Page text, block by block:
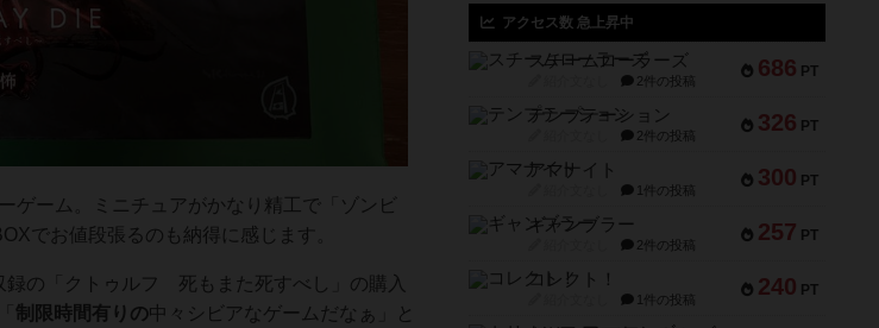
ゲーム。ミニチュアがかなり精工で「ゾンビ
でお値段張るのも納得に感じます。
録の「クトゥルフ 死もまた死すべし」の購入
制限時間有りの中々シビアなゲームだなぁ」と
アクセス数 急上昇中
686 PT
スチームローラーズ
2件の投稿
326 PT
テンプテーション
2件の投稿
300 PT
アマナイト
1件の投稿
257 PT
ギャンブラー
2件の投稿
240 PT
コレクト！
1件の投稿